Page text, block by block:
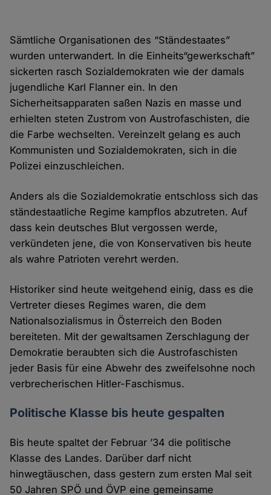
Sämtliche Organisationen des “Ständestaates”
wurden unterwandert. In die Einheits“gewerkschaft”
sickerten rasch Sozialdemokraten wie der damals
jugendliche Karl Flanner ein. In den
Sicherheitsapparaten saßen Nazis en masse und
erhielten steten Zustrom von Austrofaschisten, die
die Farbe wechselten. Vereinzelt gelang es auch
Kommunisten und Sozialdemokraten, sich in die
Polizei einzuschleichen.
Anders als die Sozialdemokratie entschloss sich das
ständestaatliche Regime kampflos abzutreten. Auf
dass kein deutsches Blut vergossen werde,
verkündeten jene, die von Konservativen bis heute
als wahre Patrioten verehrt werden.
Historiker sind heute weitgehend einig, dass es die
Vertreter dieses Regimes waren, die dem
Nationalsozialismus in Österreich den Boden
bereiteten. Mit der gewaltsamen Zerschlagung der
Demokratie beraubten sich die Austrofaschisten
jeder Basis für eine Abwehr des zweifelsohne noch
verbrecherischen Hitler-Faschismus.
Politische Klasse bis heute gespalten
Bis heute spaltet der Februar ’34 die politische
Klasse des Landes. Darüber darf nicht
hinwegtäuschen, dass gestern zum ersten Mal seit
50 Jahren SPÖ und ÖVP eine gemeinsame